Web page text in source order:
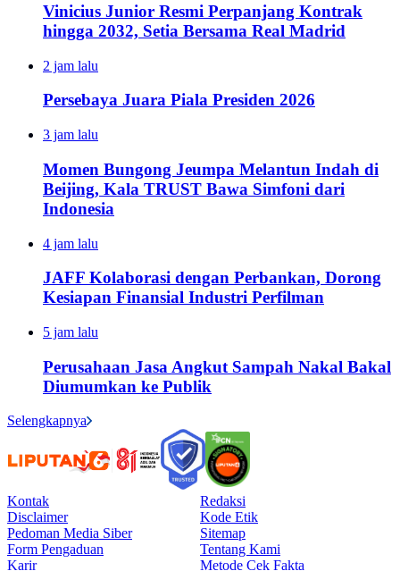
Vinicius Junior Resmi Perpanjang Kontrak
hingga 2032, Setia Bersama Real Madrid
2 jam lalu
Persebaya Juara Piala Presiden 2026
3 jam lalu
Momen Bungong Jeumpa Melantun Indah di
Beijing, Kala TRUST Bawa Simfoni dari
Indonesia
4 jam lalu
JAFF Kolaborasi dengan Perbankan, Dorong
Kesiapan Finansial Industri Perfilman
5 jam lalu
Perusahaan Jasa Angkut Sampah Nakal Bakal
Diumumkan ke Publik
Selengkapnya
Kontak
Redaksi
Disclaimer
Kode Etik
Pedoman Media Siber
Sitemap
Form Pengaduan
Tentang Kami
Karir
Metode Cek Fakta